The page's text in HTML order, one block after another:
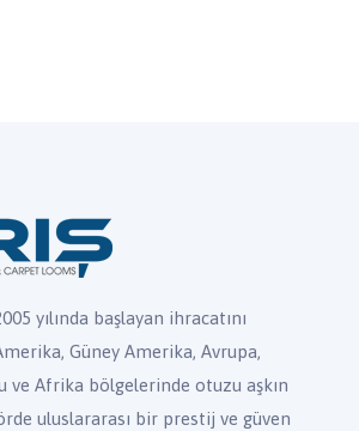
yılında başlayan ihracatını
Güney Amerika, Avrupa,
ve Afrika bölgelerinde otuzu aşkın
uluslararası bir prestij ve güven